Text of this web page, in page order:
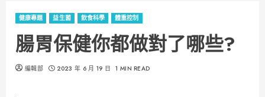
健康專題 益生菌 飲食科學 體重控制
腸胃保健你都做對了哪些?
編輯部 2023 年 6 月 19 日 1 MIN READ